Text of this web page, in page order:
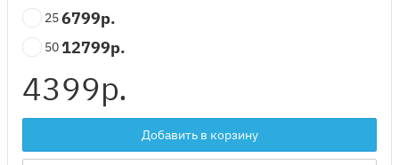
256799р.
50 12799р.
4399р.
Добавить в корзину